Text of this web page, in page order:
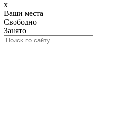
x
Ваши места
Свободно
Занято